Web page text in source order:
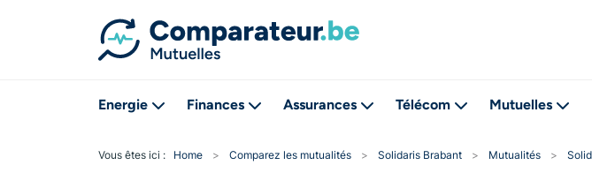
Energie Finances Assurances Télécom Mutuelles
Vous êtes ici : Home > Comparez les mutualités > Solidaris Brabant > Mutualités >